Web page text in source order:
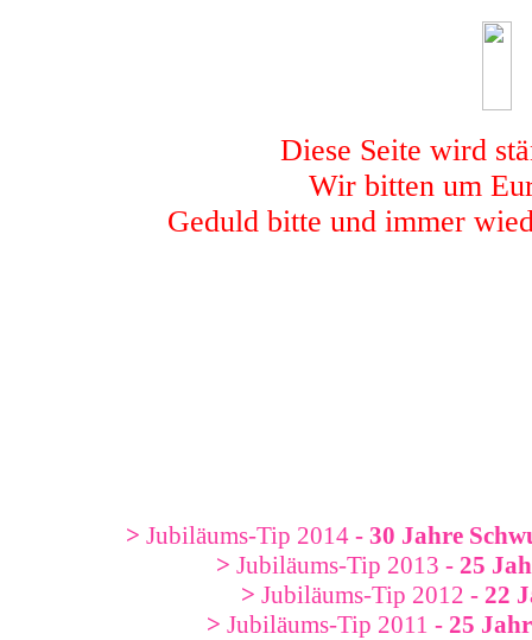
Diese Seite wird
Wir bitten um
Geduld bitte und immer
> Jubiläums-Tip 2014 - 30 Jahre
> Jubiläums-Tip 2013 - 25
> Jubiläums-Tip 2012 - 22
> Jubiläums-Tip 2011 - 25